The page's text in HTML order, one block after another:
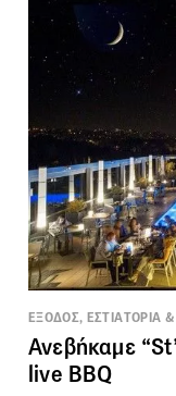
ΕΞΟΔΟΣ, ΕΣΤΙΑΤΟΡΙΑ &
Ανεβήκαμε
live BBQ